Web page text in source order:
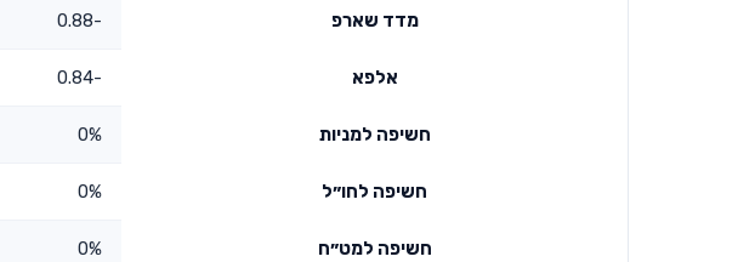
מדד שארפ -0.88
אלפא -0.84
חשיפה למניות 0%
חשיפה לחו״ל 0%
חשיפה למט״ח 0%